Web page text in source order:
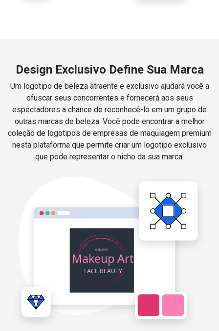
Design Exclusivo Define Sua Marca
Um logotipo de beleza atraente e exclusivo ajudará você a
ofuscar seus concorrentes e fornecerá aos seus
espectadores a chance de reconhecê-lo em um grupo de
outras marcas de beleza. Você pode encontrar a melhor
coleção de logotipos de empresas de maquiagem premium
nesta plataforma que permite criar um logotipo exclusivo
que pode representar o nicho da sua marca.